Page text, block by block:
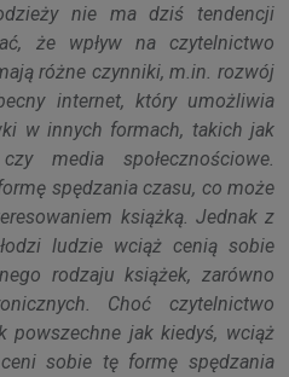
nie ma dziś tendencji
że wpływ na czytelnictwo
różne czynniki, m.in. rozwój
internet, który umożliwia
w innych formach, takich jak
media społecznościowe.
spędzania czasu, co może
książką. Jednak z
ludzie wciąż cenią sobie
rodzaju książek, zarówno
Choć czytelnictwo
powszechne jak kiedyś, wciąż
sobie tę formę spędzania